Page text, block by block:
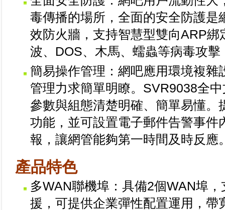
毒傳播的場所，全面的安全防護
效防火牆，支持智慧型雙向ARP
波、DOS、木馬、蠕蟲等病毒攻
簡易操作管理：網吧應用環境複
管理力求簡單明瞭。SVR9038全
參數與組態清楚明確、簡單易懂
功能，並可設置電子郵件告警事
報，讓網管能夠第一時間及時反應
產品特色
多WAN聯機埠：具備2個WAN埠
援，可提供企業彈性配置運用，帶